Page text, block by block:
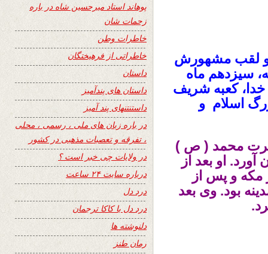
و لقب مشهورش
سیزدهم ماه
کعبه شریف
اسلام و
محمد ( ص )
او بعد از
مکه و پس از
بود. وی بعد
پوهاند استاد میرحسین شاه در باره
زحمات شان
خاطرات وطن
خاطراتی از فرهیختگان
داستان
داستان های پندآمیز
داستنتنهای پند آمیز
در باره زبان های ملی ، رسمی ، محلی
، تفرقه و تعصبات مذهبی در کشور
در ولایات چی خبر است ؟
درباره سایت ۲۴ ساعت
درد دل
درد دل با کاکا ترجمان
دلنوشته ها
رمان طنز